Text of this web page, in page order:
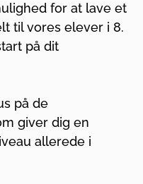
for at lave et
til vores elever i 8.
på dit
på de
giver dig en
allerede i